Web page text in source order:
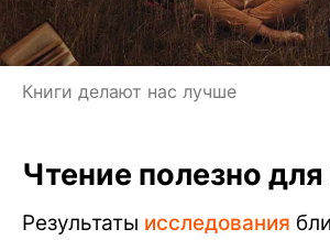
Книги делают нас лучше
Чтение полезно для
Результаты исследования